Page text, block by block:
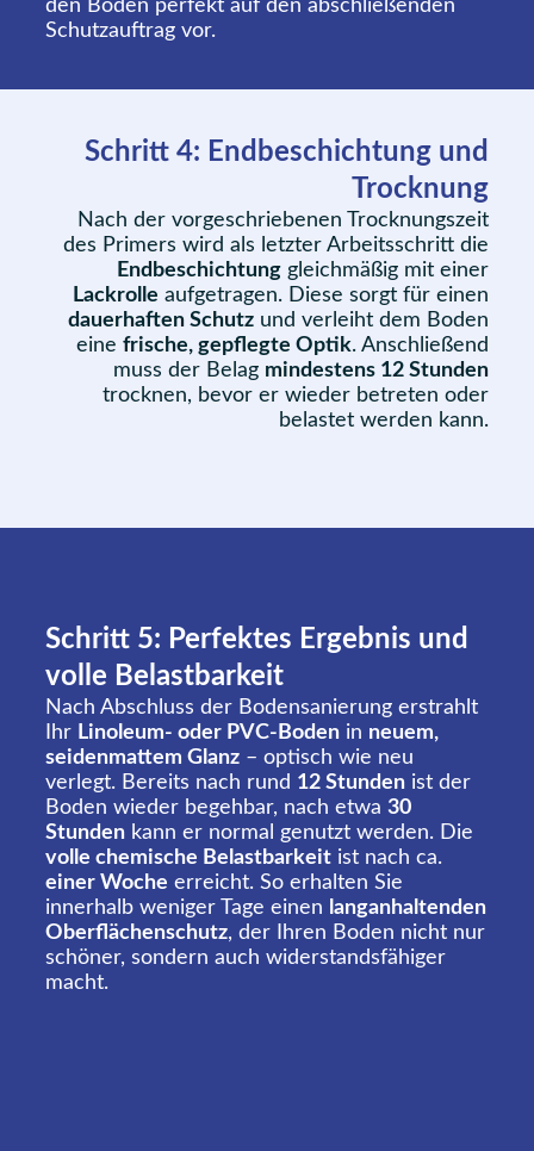
den Boden perfekt auf den abschließenden
Schutzauftrag vor.
Schritt 4: Endbeschichtung und
Trocknung
Nach der vorgeschriebenen Trocknungszeit
des Primers wird als letzter Arbeitsschritt die
Endbeschichtung gleichmäßig mit einer
Lackrolle aufgetragen. Diese sorgt für einen
dauerhaften Schutz und verleiht dem Boden
eine frische, gepflegte Optik. Anschließend
muss der Belag mindestens 12 Stunden
trocknen, bevor er wieder betreten oder
belastet werden kann.
Schritt 5: Perfektes Ergebnis und
volle Belastbarkeit
Nach Abschluss der Bodensanierung erstrahlt
Ihr Linoleum- oder PVC-Boden in neuem,
seidenmattem Glanz – optisch wie neu
verlegt. Bereits nach rund 12 Stunden ist der
Boden wieder begehbar, nach etwa 30
Stunden kann er normal genutzt werden. Die
volle chemische Belastbarkeit ist nach ca.
einer Woche erreicht. So erhalten Sie
innerhalb weniger Tage einen langanhaltenden
Oberflächenschutz, der Ihren Boden nicht nur
schöner, sondern auch widerstandsfähiger
macht.